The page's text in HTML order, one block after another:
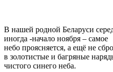
В нашей родной Беларуси
иногда -начало ноября – самое
небо проясняется, а ещё не
в золотистые и багряные
чистого синего неба.